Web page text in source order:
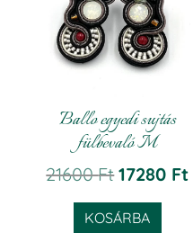
Ballo egyedi sujtás
fülbevaló M
21600FtOriginal
price
was:
17280 Ft
KOSÁRBA